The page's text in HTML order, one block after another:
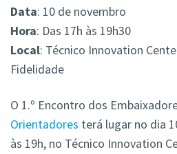
Data: 10 de novembro
Hora: Das 17h às 19h30
Local: Técnico Innovation
Fidelidade
O 1.º Encontro dos
Orientadores terá lugar no dia
às 19h, no Técnico Innovation